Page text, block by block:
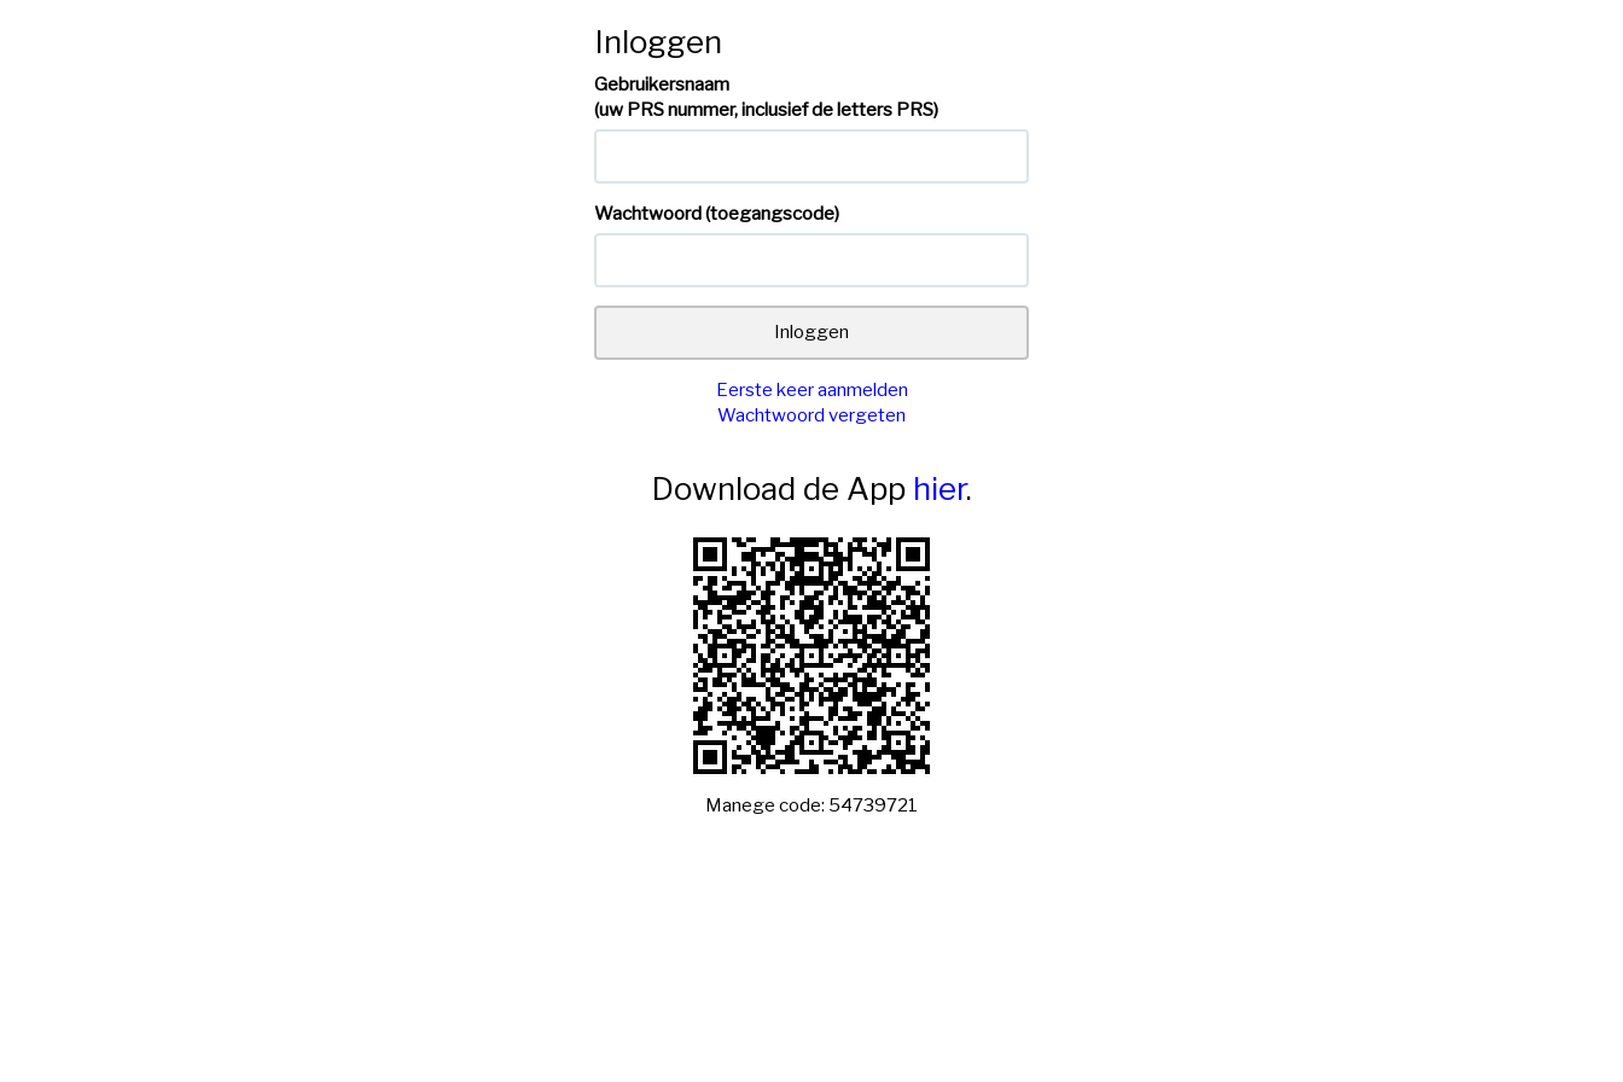
Inloggen
Gebruikersnaam
(uw PRS nummer, inclusief de letters PRS)
Wachtwoord (toegangscode)
Eerste keer aanmelden
Wachtwoord vergeten
Download de App hier.
Manege code: 54739721